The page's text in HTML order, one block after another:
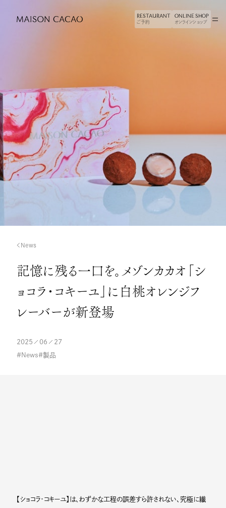
RESTAURANT
ご予約
ONLINE SHOP
オンラインショップ
News
記憶に残る一口を。メゾンカカオ「シ
ョコラ・コキーユ」に白桃オレンジフ
レーバーが新登場
2025 06
27
News
製品
【ショコラ・コキーユ】は、わずかな工程の誤差すら許されない、究極に繊